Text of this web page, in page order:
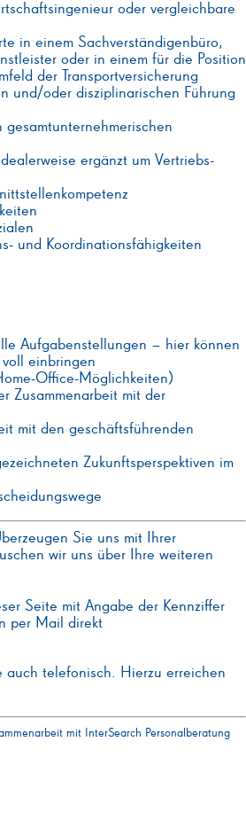
oder vergleichbare
in einem Sachverständigenbüro,
oder in einem für die Position
der Transportversicherung
und/oder disziplinarischen Führung
ergänzt um Vertriebs-
und Koordinationsfähigkeiten
Aufgabenstellungen – hier können
einbringen
Office-Möglichkeiten)
Zusammenarbeit mit der
mit den geschäftsführenden
Zukunftsperspektiven im
Sie uns mit Ihrer
wir uns über Ihre weiteren
Seite mit Angabe der Kennziffer
per Mail direkt
auch telefonisch. Hierzu erreichen
mit InterSearch Personalberatung